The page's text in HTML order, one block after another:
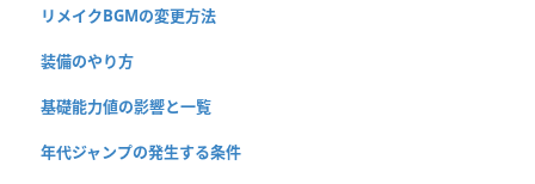
リメイクBGMの変更方法
装備のやり方
基礎能力値の影響と一覧
年代ジャンプの発生する条件